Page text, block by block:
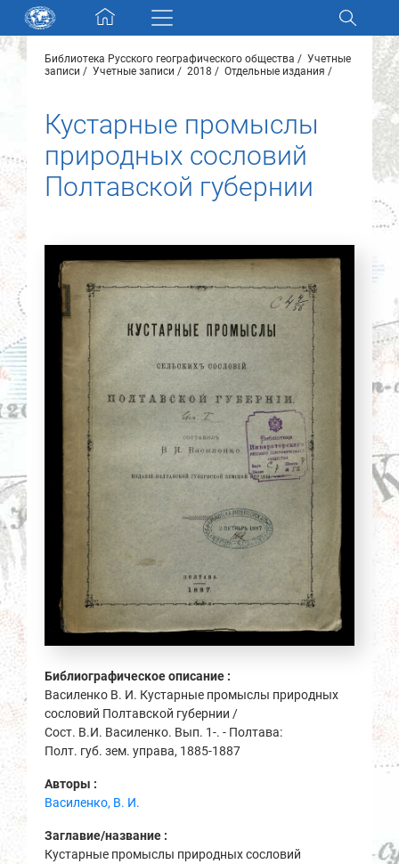
Skip navigation
Разделы и коллекции
Электронный каталог
Новости
О нас
Контакты
Партнеры
Библиотека Русского географического общества
Учетные
записи
Учетные записи 2018 Отдельные издания
Кустарные промыслы
природных сословий
Полтавской губернии
Библиографическое описание :
Василенко В. И. Кустарные промыслы природных
сословий Полтавской губернии /
Сост. В.И. Василенко. Вып. 1-. - Полтава:
Полт. губ. зем. управа, 1885-1887
Авторы :
Василенко, В. И.
Заглавие/название :
Кустарные промыслы природных сословий